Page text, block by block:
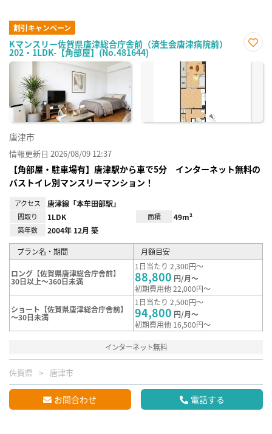
割引キャンペーン
Kマンスリー佐賀県唐津総合庁舎前（済生会唐津病院前）
202・1LDK-【角部屋】(No.481644)
に入
唐津市
情報更新日 2026/08/09 12:37
【角部屋・駐車場有】唐津駅から車で5分 インターネット無料の
バストイレ別マンスリーマンション！
アクセス 唐津線「本牟田部駅」
間取り 1LDK 面積 49m²
築年数 2004年 12月 築
プラン名・期間 月額目安
ロング【佐賀県唐津総合庁舎前】
30日以上～360日未満
1日当たり 2,300円～
88,800 円/月～
初期費用他 22,000円～
ショート【佐賀県唐津総合庁舎前】
～30日未満
1日当たり 2,500円～
94,800 円/月～
初期費用他 16,500円～
インターネット無料
佐賀県 唐津市
お問合わせ 電話する